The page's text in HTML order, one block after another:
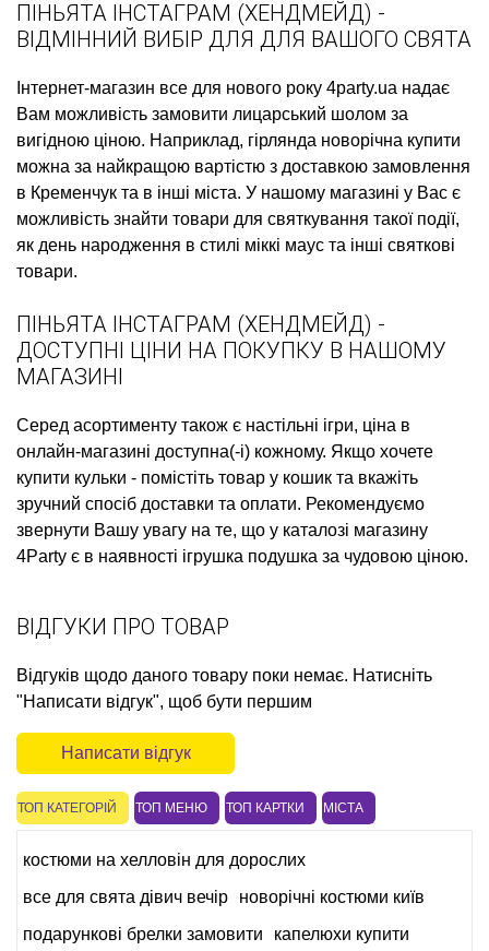
ПІНЬЯТА ІНСТАГРАМ (ХЕНДМЕЙД) -
ВІДМІННИЙ ВИБІР ДЛЯ ДЛЯ ВАШОГО СВЯТА
Інтернет-магазин все для нового року 4party.ua надає
Вам можливість замовити лицарський шолом за
вигідною ціною. Наприклад, гірлянда новорічна купити
можна за найкращою вартістю з доставкою замовлення
в Кременчук та в інші міста. У нашому магазині у Вас є
можливість знайти товари для святкування такої події,
як день народження в стилі міккі маус та інші святкові
товари.
ПІНЬЯТА ІНСТАГРАМ (ХЕНДМЕЙД) -
ДОСТУПНІ ЦІНИ НА ПОКУПКУ В НАШОМУ
МАГАЗИНІ
Серед асортименту також є настільні ігри, ціна в
онлайн-магазині доступна(-і) кожному. Якщо хочете
купити кульки - помістіть товар у кошик та вкажіть
зручний спосіб доставки та оплати. Рекомендуємо
звернути Вашу увагу на те, що у каталозі магазину
4Party є в наявності ігрушка подушка за чудовою ціною.
ВІДГУКИ ПРО ТОВАР
Відгуків щодо даного товару поки немає. Натисніть
"Написати відгук", щоб бути першим
Написати відгук
ТОП КАТЕГОРІЙ ТОП МЕНЮ ТОП КАРТКИ МІСТА
костюми на хелловін для дорослих
все для свята дівич вечір
новорічні костюми київ
подарункові брелки замовити
капелюхи купити